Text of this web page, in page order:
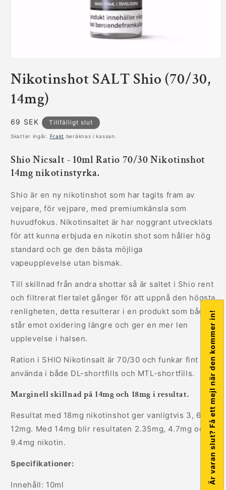
1
i
modalfönster
Nikotinshot SALT Shio (70/30,
14mg)
Ordinarie
pris
69 SEK Tillfälligt slut
Skatter ingår. Frakt beräknas i kassan.
Shio Nicsalt - 10ml Ratio 70/30 Nikotinshot
14mg nikotinstyrka.
Shio är en ny nikotinshot som har tagits fram av
vejpare, för vejpare, med premiumkänsla som
huvudfokus. Nikotinsaltet är har noggrant utvecklats
för att kunna erbjuda en nikotin shot som håller hög
standard och ge den bästa möjliga
vapeupplevelse utan bismak.
Till skillnad från andra shottar så är saltet i Shio rent
och filtrerat flertalet gånger för att uppnå den högsta
renligheten, detta resulterar i en produkt som både
står emot oxidering längre och ger en mer len
upplevelse i halsen.
Ration i SHIO Nikotinsalt är 70/30 och funkar fint att
använda i både DL-shortfills och MTL-shortfills.
Marginell skillnad på 14mg och 18mg i resultat.
Resultat med 18mg nikotinshot ger vanligtvis 3, 6 och
12mg. Med 14mg blir resultaten 2.35mg, 4.7mg och
9.4mg nikotin.
Specifikationer:
Innehåll: 10ml Är varan slut? Få ett mejl när den kommer in!